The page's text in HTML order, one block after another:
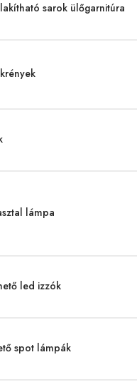
sarok ülőgarnitúra
lámpa
led izzók
spot lámpák